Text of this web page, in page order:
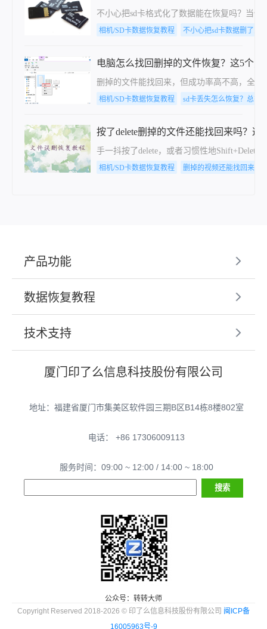
不小心把sd卡格式化了数据能在恢复吗？当
相机/SD卡数据恢复教程 不小心把sd卡数据删了怎
电脑怎么找回删掉的文件恢复？这5个
删掉的文件能找回来，但成功率高不高，全
相机/SD卡数据恢复教程 sd卡丢失怎么恢复？总有
按了delete删掉的文件还能找回来吗？这
手一抖按了delete，或者习惯性地
相机/SD卡数据恢复教程 删掉的视频还能找回来吗
产品功能
数据恢复教程
技术支持
厦门印了么信息科技股份有限公司
地址：福建省厦门市集美区软件园三期B区B14栋8楼802室
电话： +86 17306009113
服务时间：09:00 ~ 12:00 / 14:00 ~ 18:00
公众号：转转大师
Copyright Reserved 2018-2026 © 印了么信息科技股份有限公司 闽ICP备
16005963号-9